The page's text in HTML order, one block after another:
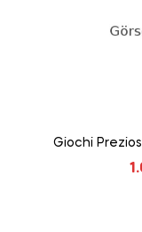
Giochi